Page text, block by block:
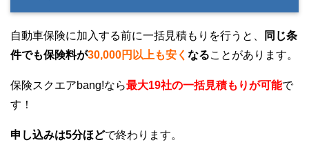
自動車保険に加入する前に一括見積もりを行うと、
同じ条
件でも保険料が30,000円以上も安く なることがあります。
保険スクエアbang!なら最大19社の一括見積もりが可能で
す！
申し込みは5分ほどで終わります。